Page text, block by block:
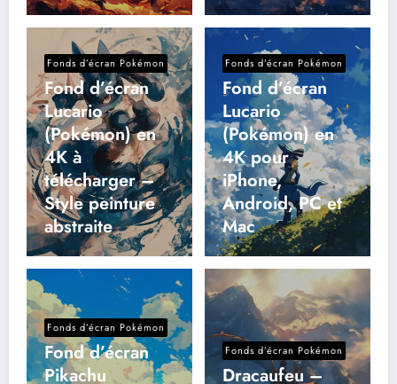
Fonds d’écran Pokémon
Fond d’écran
Lucario
(Pokémon) en
4K à
télécharger –
Style peinture
abstraite
Fonds d’écran Pokémon
Fond d’écran
Lucario
(Pokémon) en
4K pour
iPhone,
Android, PC et
Mac
Fonds d’écran Pokémon
Fond d’écran
Pikachu
Fonds d’écran Pokémon
Dracaufeu –